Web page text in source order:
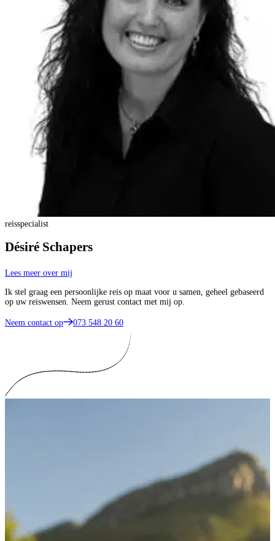
reisspecialist
Désiré Schapers
Lees meer over mij
Ik stel graag een persoonlijke reis op maat voor u samen, geheel gebaseerd
op uw reiswensen. Neem gerust contact met mij op.
Neem contact op 073 548 20 60